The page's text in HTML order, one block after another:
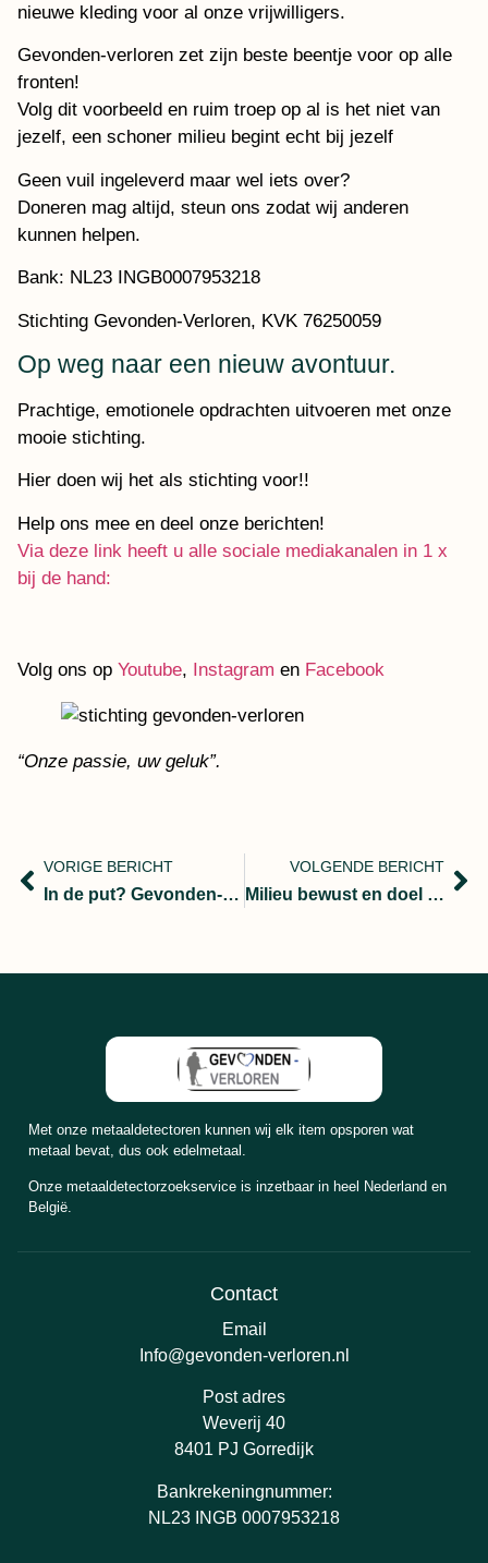
nieuwe kleding voor al onze vrijwilligers.
Gevonden-verloren zet zijn beste beentje voor op alle
fronten!
Volg dit voorbeeld en ruim troep op al is het niet van
jezelf, een schoner milieu begint echt bij jezelf
Geen vuil ingeleverd maar wel iets over?
Doneren mag altijd, steun ons zodat wij anderen
kunnen helpen.
Bank: NL23 INGB0007953218
Stichting Gevonden-Verloren, KVK 76250059
Op weg naar een nieuw avontuur.
Prachtige, emotionele opdrachten uitvoeren met onze
mooie stichting.
Hier doen wij het als stichting voor!!
Help ons mee en deel onze berichten!
Via deze link heeft u alle sociale mediakanalen in 1 x
bij de hand:
Volg ons op Youtube, Instagram en Facebook
“Onze passie, uw geluk”.
VORIGE BERICHT
In de put? Gevonden-verloren haalt je eruit!
VOLGENDE BERICHT
Milieu bewust en doel gericht !
Met onze metaaldetectoren kunnen wij elk item opsporen wat
metaal bevat, dus ook edelmetaal.
Onze metaaldetectorzoekservice is inzetbaar in heel Nederland en
België.
Contact
Email
Info@gevonden-verloren.nl
Post adres
Weverij 40
8401 PJ Gorredijk
Bankrekeningnummer:
NL23 INGB 0007953218